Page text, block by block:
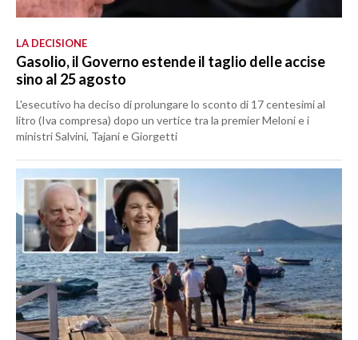
LA DECISIONE
Gasolio, il Governo estende il taglio delle accise
sino al 25 agosto
L'esecutivo ha deciso di prolungare lo sconto di 17 centesimi al
litro (Iva compresa) dopo un vertice tra la premier Meloni e i
ministri Salvini, Tajani e Giorgetti